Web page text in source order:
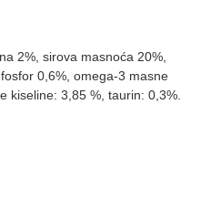
2%, sirova masnoća 20%,
0,6%, omega-3 masne
kiseline: 3,85 %, taurin: 0,3%.